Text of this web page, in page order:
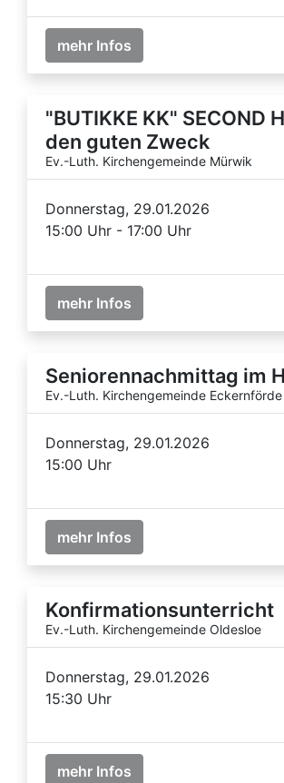
mehr Infos
"BUTIKKE KK" SECOND
den guten Zweck
Ev.-Luth. Kirchengemeinde Mürwik
Donnerstag, 29.01.2026
15:00 Uhr - 17:00 Uhr
mehr Infos
Seniorennachmittag im
Ev.-Luth. Kirchengemeinde Eckernförde
Donnerstag, 29.01.2026
15:00 Uhr
mehr Infos
Konfirmationsunterricht
Ev.-Luth. Kirchengemeinde Oldesloe
Donnerstag, 29.01.2026
15:30 Uhr
mehr Infos